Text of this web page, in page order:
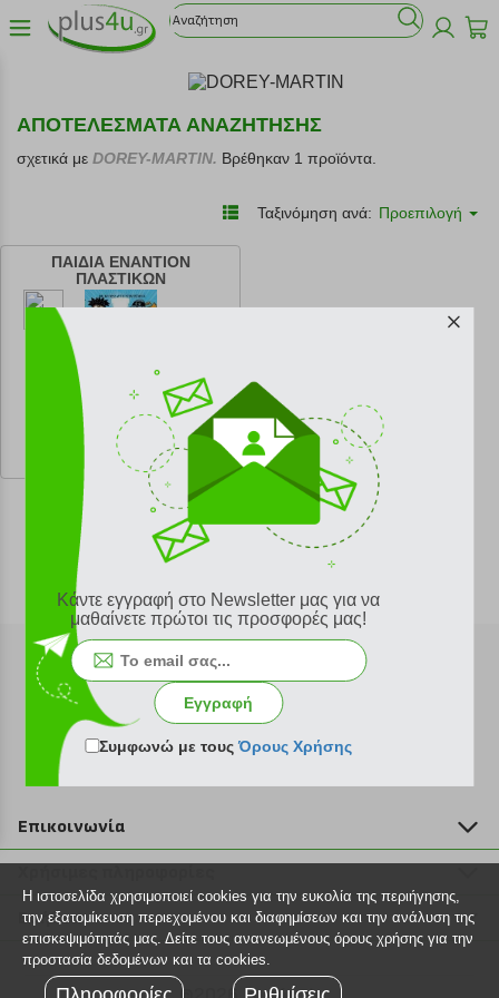
ΑΠΟΤΕΛΕΣΜΑΤΑ ΑΝΑΖΗΤΗΣΗΣ
σχετικά με DOREY-MARTIN. Βρέθηκαν 1 προϊόντα.
Ταξινόμηση ανά: Προεπιλογή
ΠΑΙΔΙΑ ΕΝΑΝΤΙΟΝ
ΠΛΑΣΤΙΚΩΝ
κωδ. 108182010
8.10 €
Ελάχιστη 30 ημερών 9.00 €
Προτεινόμενη λιανική 9.00 €
Εγγραφή στο newsletter
Επικοινωνία
211 2000 700
info@plus4u.gr
Η εταιρία
Σημεία παραλαβής
Ευκαιρίες καριέρας
Βοήθεια
Εξέλιξη παραγγελίας
Τρόποι παραγγελίας
Κάντε εγγραφή στο Newsletter μας για να
μαθαίνετε πρώτοι τις προσφορές μας!
Εγγραφή
Συμφωνώ με τουςΌρους Χρήσης
Η ιστοσελίδα χρησιμοποιεί cookies για την ευκολία της περιήγησης,
την εξατομίκευση περιεχομένου και διαφημίσεων και την ανάλυση της
επισκεψιμότητάς μας. Δείτε τους ανανεωμένους όρους χρήσης για την
προστασία δεδομένων και τα cookies.